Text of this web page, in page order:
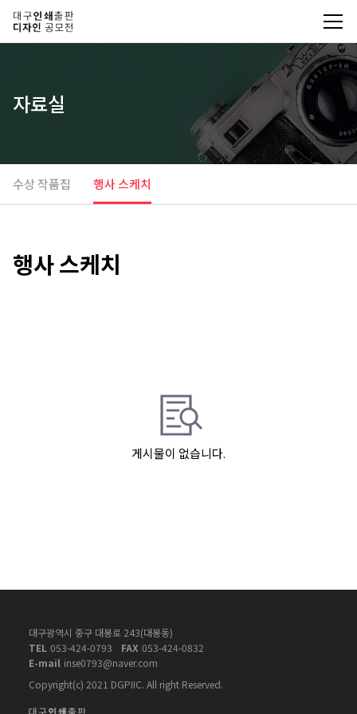
자료실
수상 작품집 행사 스케치
행사 스케치
게시물이 없습니다.
대구광역시 중구 대봉로 243(대봉동)
TEL 053-424-0793 FAX 053-424-0832
E-mail inse0793@naver.com
Copyright(c) 2021 DGPIIC. All right Reserved.